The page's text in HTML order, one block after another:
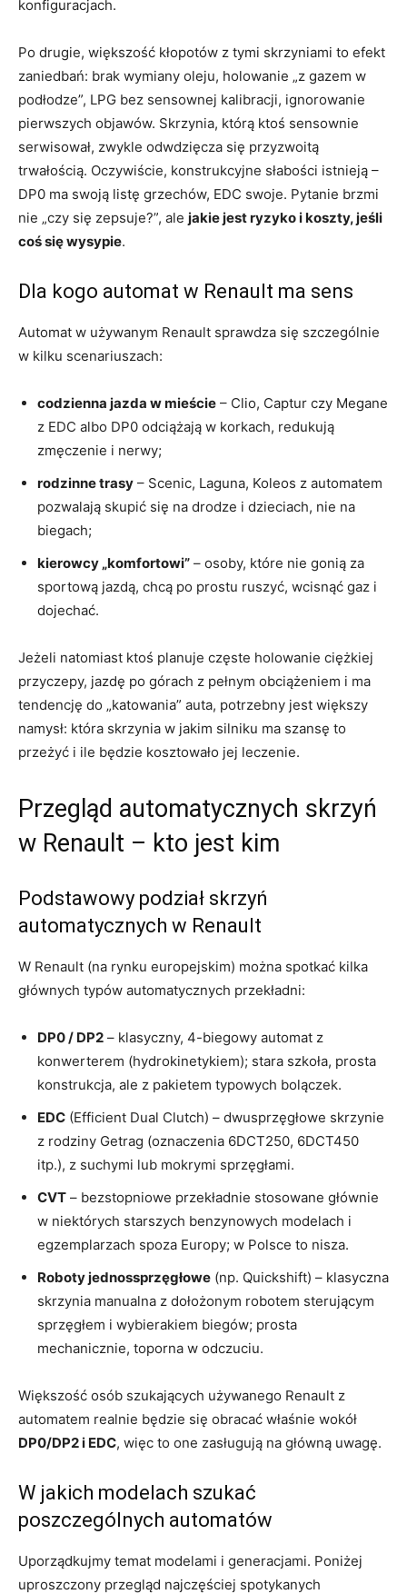
konfiguracjach.
Po drugie, większość kłopotów z tymi skrzyniami to efekt
zaniedbań: brak wymiany oleju, holowanie „z gazem w
podłodze”, LPG bez sensownej kalibracji, ignorowanie
pierwszych objawów. Skrzynia, którą ktoś sensownie
serwisował, zwykle odwdzięcza się przyzwoitą
trwałością. Oczywiście, konstrukcyjne słabości istnieją –
DP0 ma swoją listę grzechów, EDC swoje. Pytanie brzmi
nie „czy się zepsuje?”, ale jakie jest ryzyko i koszty, jeśli
coś się wysypie.
Dla kogo automat w Renault ma sens
Automat w używanym Renault sprawdza się szczególnie
w kilku scenariuszach:
codzienna jazda w mieście – Clio, Captur czy Megane
z EDC albo DP0 odciążają w korkach, redukują
zmęczenie i nerwy;
rodzinne trasy – Scenic, Laguna, Koleos z automatem
pozwalają skupić się na drodze i dzieciach, nie na
biegach;
kierowcy „komfortowi” – osoby, które nie gonią za
sportową jazdą, chcą po prostu ruszyć, wcisnąć gaz i
dojechać.
Jeżeli natomiast ktoś planuje częste holowanie ciężkiej
przyczepy, jazdę po górach z pełnym obciążeniem i ma
tendencję do „katowania” auta, potrzebny jest większy
namysł: która skrzynia w jakim silniku ma szansę to
przeżyć i ile będzie kosztowało jej leczenie.
Przegląd automatycznych skrzyń
w Renault – kto jest kim
Podstawowy podział skrzyń
automatycznych w Renault
W Renault (na rynku europejskim) można spotkać kilka
głównych typów automatycznych przekładni:
DP0 / DP2 – klasyczny, 4-biegowy automat z
konwerterem (hydrokinetykiem); stara szkoła, prosta
konstrukcja, ale z pakietem typowych bolączek.
EDC (Efficient Dual Clutch) – dwusprzęgłowe skrzynie
z rodziny Getrag (oznaczenia 6DCT250, 6DCT450
itp.), z suchymi lub mokrymi sprzęgłami.
CVT – bezstopniowe przekładnie stosowane głównie
w niektórych starszych benzynowych modelach i
egzemplarzach spoza Europy; w Polsce to nisza.
Roboty jednossprzęgłowe (np. Quickshift) – klasyczna
skrzynia manualna z dołożonym robotem sterującym
sprzęgłem i wybierakiem biegów; prosta
mechanicznie, toporna w odczuciu.
Większość osób szukających używanego Renault z
automatem realnie będzie się obracać właśnie wokół
DP0/DP2 i EDC, więc to one zasługują na główną uwagę.
W jakich modelach szukać
poszczególnych automatów
Uporządkujmy temat modelami i generacjami. Poniżej
uproszczony przegląd najczęściej spotykanych